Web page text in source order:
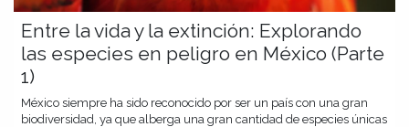
Entre la vida y la extinción: Explorando
las especies en peligro en México (Parte
1)
México siempre ha sido reconocido por ser un país con una gran
biodiversidad, ya que alberga una gran cantidad de especies únicas